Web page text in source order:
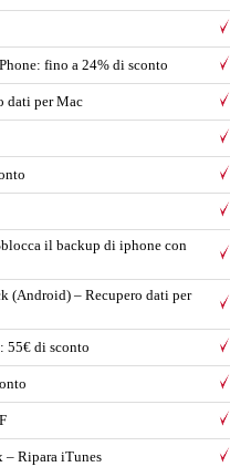
fino a 24% di sconto
dati per Mac
il backup di iphone con
(Android) – Recupero dati per
55€ di sconto
– Ripara iTunes